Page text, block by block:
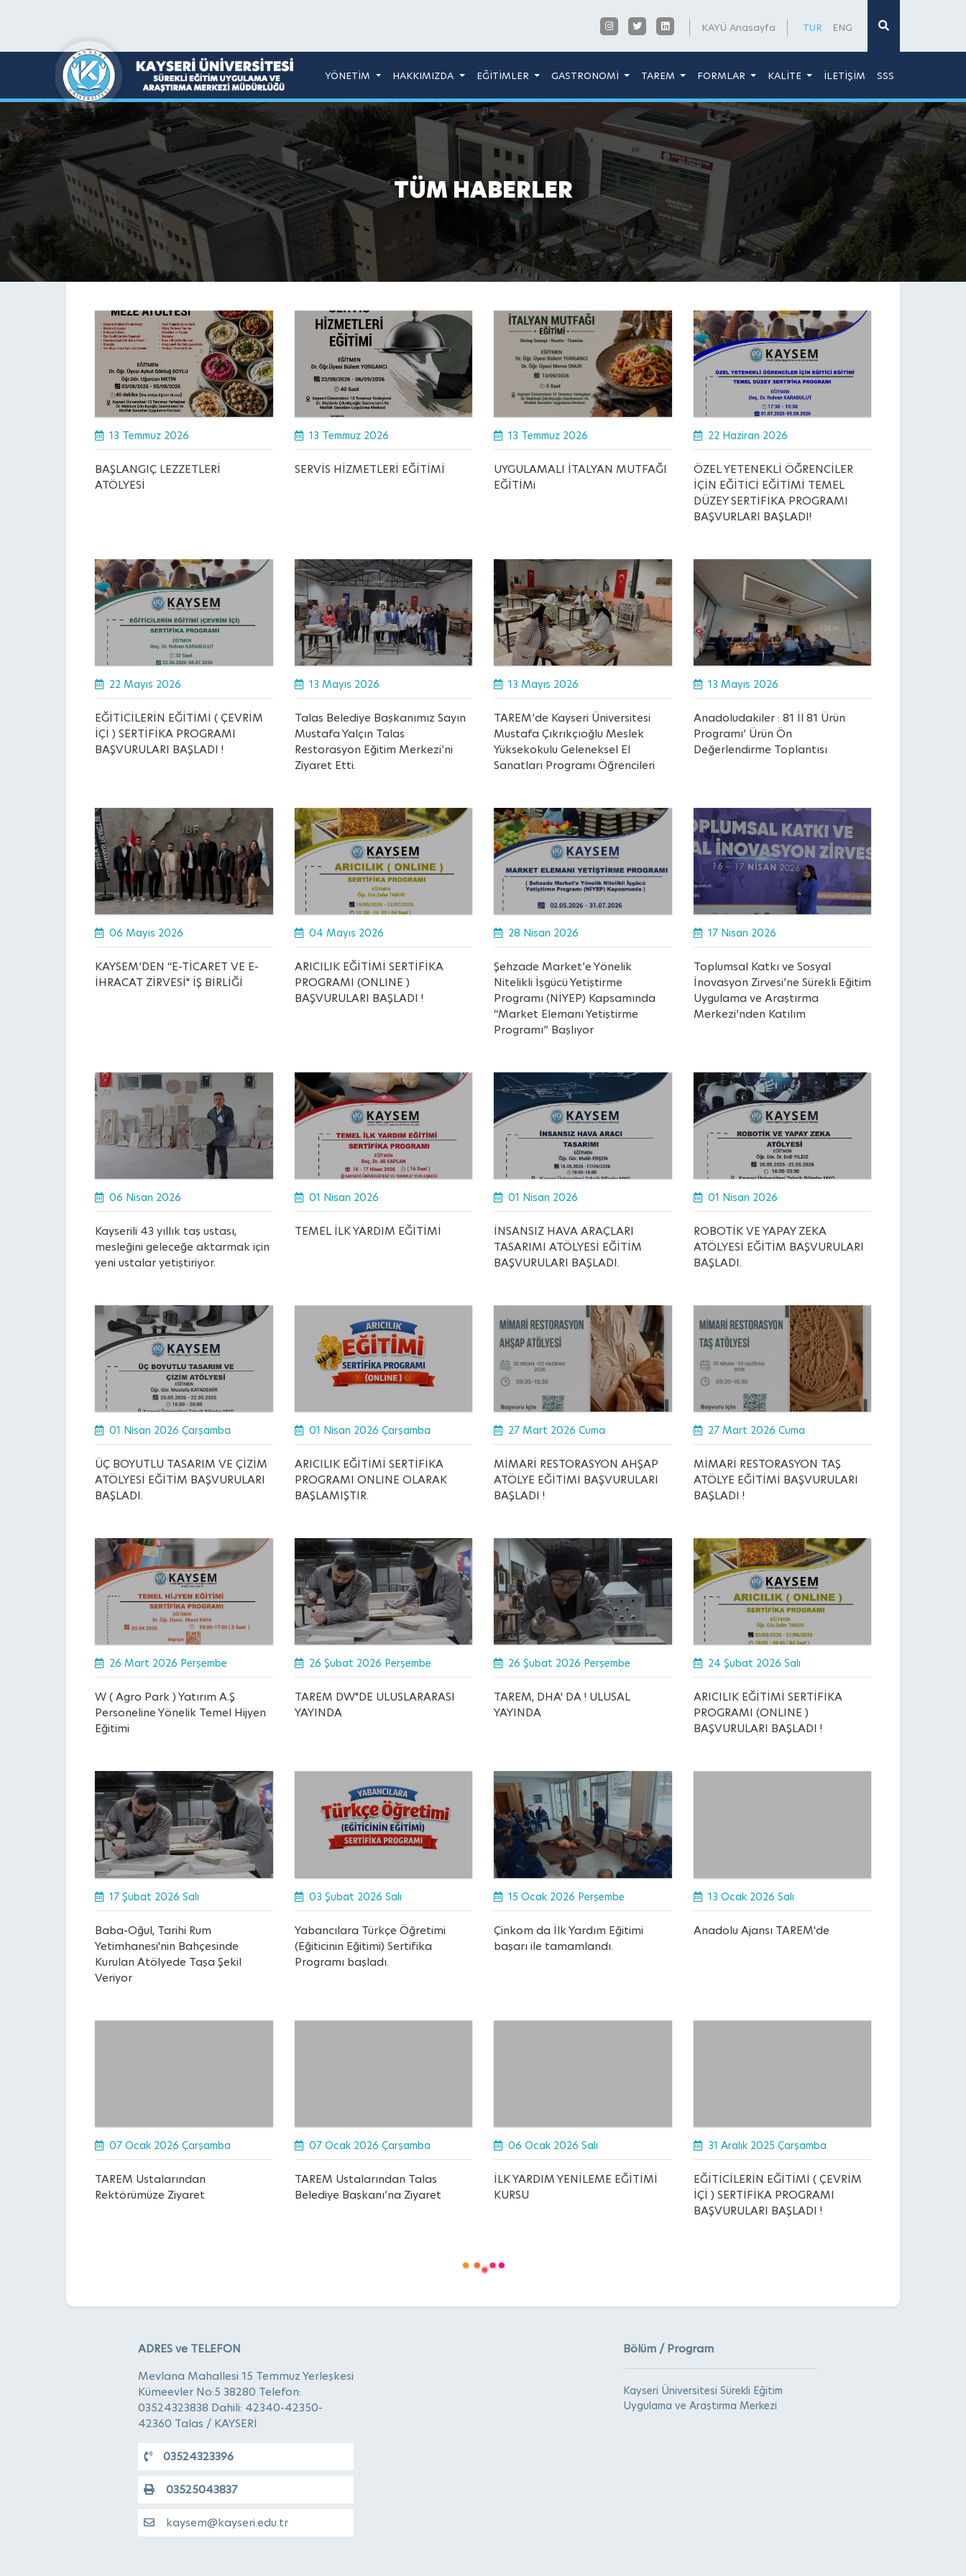
TUR ENG
KAYÜ Anasayfa
YÖNETİM HAKKIMIZDA EĞİTİMLER GASTRONOMİ TAREM FORMLAR KALİTE İLETİŞİM SSS
TÜM HABERLER
13 Temmuz 2026
BAŞLANGIÇ LEZZETLERİ
ATÖLYESİ
13 Temmuz 2026
SERVİS HİZMETLERİ EĞİTİMİ
13 Temmuz 2026
UYGULAMALI İTALYAN MUTFAĞI
EĞİTİMi
22 Haziran 2026
ÖZEL YETENEKLİ ÖĞRENCİLER
İÇİN EĞİTİCİ EĞİTİMİ TEMEL
DÜZEY SERTİFİKA PROGRAMI
BAŞVURLARI BAŞLADI!
22 Mayıs 2026
EĞİTİCİLERİN EĞİTİMİ ( ÇEVRİM
İÇİ ) SERTİFİKA PROGRAMI
BAŞVURULARI BAŞLADI !
13 Mayıs 2026
Talas Belediye Başkanımız Sayın
Mustafa Yalçın Talas
Restorasyon Eğitim Merkezi’ni
Ziyaret Etti.
13 Mayıs 2026
TAREM’de Kayseri Üniversitesi
Mustafa Çıkrıkçıoğlu Meslek
Yüksekokulu Geleneksel El
Sanatları Programı Öğrencileri
13 Mayıs 2026
Anadoludakiler : 81 İl 81 Ürün
Programı’ Ürün Ön
Değerlendirme Toplantısı
06 Mayıs 2026
KAYSEM’DEN “E-TİCARET VE E-
İHRACAT ZİRVESİ" İŞ BİRLİĞİ
04 Mayıs 2026
ARICILIK EĞİTİMİ SERTİFİKA
PROGRAMI (ONLINE )
BAŞVURULARI BAŞLADI !
28 Nisan 2026
Şehzade Market’e Yönelik
Nitelikli İşgücü Yetiştirme
Programı (NİYEP) Kapsamında
“Market Elemanı Yetiştirme
Programı” Başlıyor
17 Nisan 2026
Toplumsal Katkı ve Sosyal
İnovasyon Zirvesi’ne Sürekli Eğitim
Uygulama ve Araştırma
Merkezi’nden Katılım
06 Nisan 2026
Kayserili 43 yıllık taş ustası,
mesleğini geleceğe aktarmak için
yeni ustalar yetiştiriyor.
01 Nisan 2026
TEMEL İLK YARDIM EĞİTİMİ
01 Nisan 2026
İNSANSIZ HAVA ARAÇLARI
TASARIMI ATÖLYESİ EĞİTİM
BAŞVURULARI BAŞLADI.
01 Nisan 2026
ROBOTİK VE YAPAY ZEKA
ATÖLYESİ EĞİTİM BAŞVURULARI
BAŞLADI.
01 Nisan 2026 Çarşamba
ÜÇ BOYUTLU TASARIM VE ÇİZİM
ATÖLYESİ EĞİTİM BAŞVURULARI
BAŞLADI.
01 Nisan 2026 Çarşamba
ARICILIK EĞİTİMİ SERTİFİKA
PROGRAMI ONLINE OLARAK
BAŞLAMIŞTIR.
27 Mart 2026 Cuma
MİMARİ RESTORASYON AHŞAP
ATÖLYE EĞİTİMİ BAŞVURULARI
BAŞLADI !
27 Mart 2026 Cuma
MİMARİ RESTORASYON TAŞ
ATÖLYE EĞİTİMİ BAŞVURULARI
BAŞLADI !
26 Mart 2026 Perşembe
W ( Agro Park ) Yatırım A.Ş
Personeline Yönelik Temel Hijyen
Eğitimi
26 Şubat 2026 Perşembe
TAREM DW"DE ULUSLARARASI
YAYINDA
26 Şubat 2026 Perşembe
TAREM, DHA' DA ! ULUSAL
YAYINDA
24 Şubat 2026 Salı
ARICILIK EĞİTİMİ SERTİFİKA
PROGRAMI (ONLINE )
BAŞVURULARI BAŞLADI !
17 Şubat 2026 Salı
Baba-Oğul, Tarihi Rum
Yetimhanesi'nin Bahçesinde
Kurulan Atölyede Taşa Şekil
Veriyor
03 Şubat 2026 Salı
Yabancılara Türkçe Öğretimi
(Eğiticinin Eğitimi) Sertifika
Programı başladı.
15 Ocak 2026 Perşembe
Çinkom da İlk Yardım Eğitimi
başarı ile tamamlandı.
13 Ocak 2026 Salı
Anadolu Ajansı TAREM'de
07 Ocak 2026 Çarşamba
TAREM Ustalarından
Rektörümüze Ziyaret
07 Ocak 2026 Çarşamba
TAREM Ustalarından Talas
Belediye Başkanı’na Ziyaret
06 Ocak 2026 Salı
İLK YARDIM YENİLEME EĞİTİMİ
KURSU
31 Aralık 2025 Çarşamba
EĞİTİCİLERİN EĞİTİMİ ( ÇEVRİM
İÇİ ) SERTİFİKA PROGRAMI
BAŞVURULARI BAŞLADI !
ADRES ve TELEFON
Mevlana Mahallesi 15 Temmuz Yerleşkesi
Kümeevler No:5 38280 Telefon:
03524323838 Dahili: 42340-42350-
42360 Talas / KAYSERİ
03524323396
03525043837
kaysem@kayseri.edu.tr
Bölüm / Program
Kayseri Üniversitesi Sürekli Eğitim
Uygulama ve Araştırma Merkezi